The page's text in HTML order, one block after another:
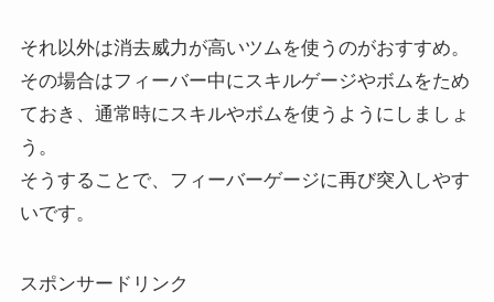
それ以外は消去威力が高いツムを使うのがおすすめ。
その場合はフィーバー中にスキルゲージやボムをため
ておき、通常時にスキルやボムを使うようにしましょ
う。
そうすることで、フィーバーゲージに再び突入しやす
いです。
スポンサードリンク